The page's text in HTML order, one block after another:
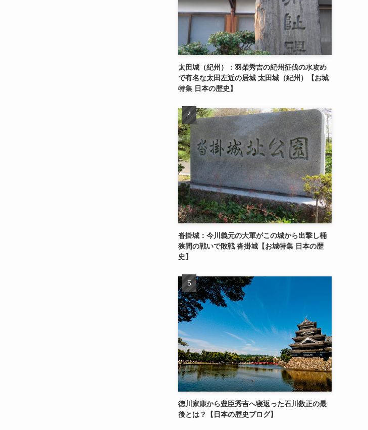
太田城（紀州）：羽柴秀吉の紀州征伐の水攻め
で有名な太田左近の居城 太田城（紀州）【お城
特集 日本の歴史】
沓掛城：今川義元の大軍がこの城から出撃し桶
狭間の戦いで敗戦 沓掛城【お城特集 日本の歴
史】
徳川家康から豊臣秀吉へ寝返った石川数正の最
後とは？【日本の歴史ブログ】